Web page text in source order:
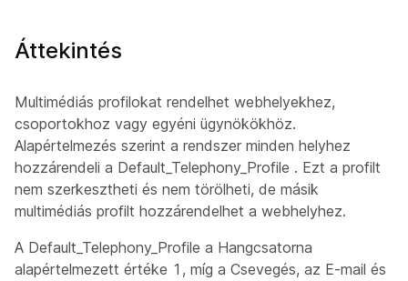
Áttekintés
Multimédiás profilokat rendelhet webhelyekhez,
csoportokhoz vagy egyéni ügynökökhöz.
Alapértelmezés szerint a rendszer minden helyhez
hozzárendeli a Default_Telephony_Profile . Ezt a profilt
nem szerkesztheti és nem törölheti, de másik
multimédiás profilt hozzárendelhet a webhelyhez.
A Default_Telephony_Profile a Hangcsatorna
alapértelmezett értéke 1, míg a Csevegés, az E-mail és